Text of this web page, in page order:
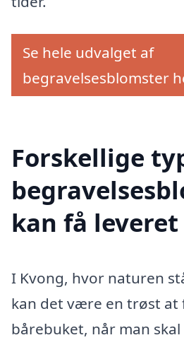
Se hele udvalget af
begravelsesblomster
Forskellige
kan få
I Kvong, hvor naturen
kan det være en trøst at
bårebuket, når man